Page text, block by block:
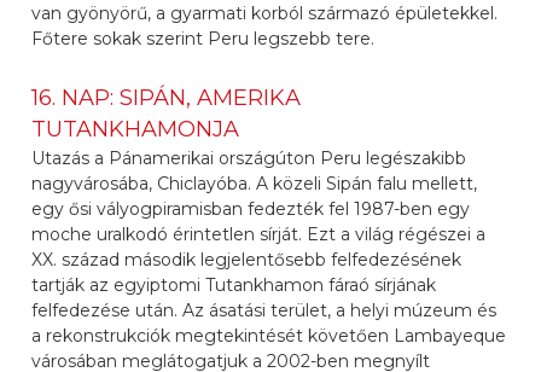
van gyönyörű, a gyarmati korból származó épületekkel.
Főtere sokak szerint Peru legszebb tere.
16. NAP: SIPÁN, AMERIKA
TUTANKHAMONJA
Utazás a Pánamerikai országúton Peru legészakibb
nagyvárosába, Chiclayóba. A közeli Sipán falu mellett,
egy ősi vályogpiramisban fedezték fel 1987-ben egy
moche uralkodó érintetlen sírját. Ezt a világ régészei a
XX. század második legjelentősebb felfedezésének
tartják az egyiptomi Tutankhamon fáraó sírjának
felfedezése után. Az ásatási terület, a helyi múzeum és
a rekonstrukciók megtekintését követően Lambayeque
városában meglátogatjuk a 2002-ben megnyílt